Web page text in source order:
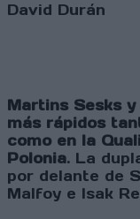
David Durán
Martins Sesks
más rápidos
como en la
Polonia. La
por delante de
Malfoy e Isak